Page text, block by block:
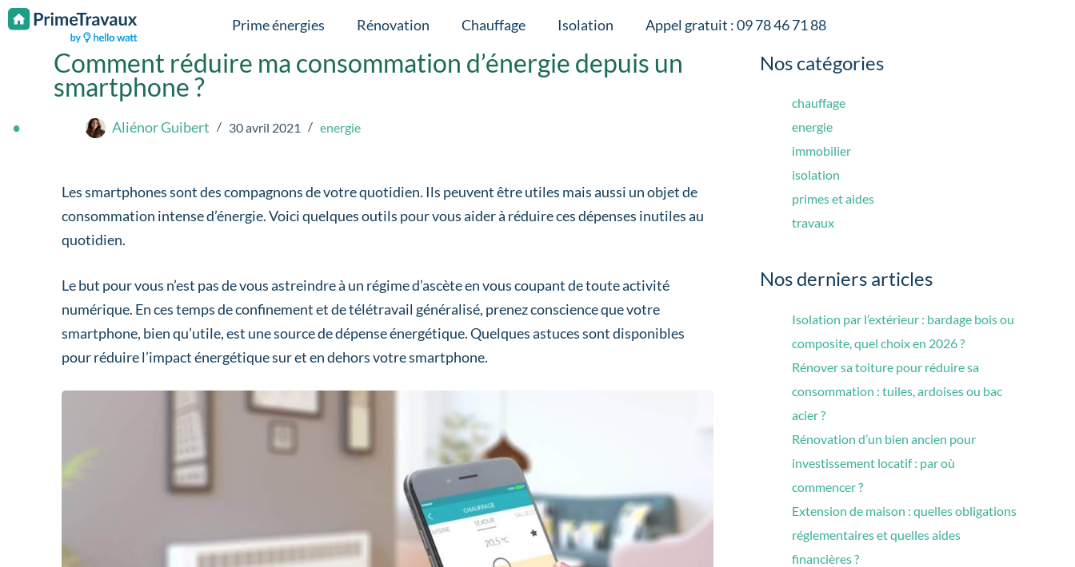
Passer au contenu Prime énergies Rénovation Chauffage Isolation Appel gratuit : 09 78 46 71 88
Comment réduire ma consommation d’énergie depuis un
smartphone ?
Aliénor Guibert 30 avril 2021 energie
Les smartphones sont des compagnons de votre quotidien. Ils peuvent être utiles mais aussi un objet de
consommation intense d’énergie. Voici quelques outils pour vous aider à réduire ces dépenses inutiles au
quotidien.
Le but pour vous n’est pas de vous astreindre à un régime d’ascète en vous coupant de toute activité
numérique. En ces temps de confinement et de télétravail généralisé, prenez conscience que votre
smartphone, bien qu’utile, est une source de dépense énergétique. Quelques astuces sont disponibles
pour réduire l’impact énergétique sur et en dehors votre smartphone.
Nos catégories
chauffage
energie
immobilier
isolation
primes et aides
travaux
Nos derniers articles
Isolation par l’extérieur : bardage bois ou
composite, quel choix en 2026 ?
Rénover sa toiture pour réduire sa
consommation : tuiles, ardoises ou bac
acier ?
Rénovation d’un bien ancien pour
investissement locatif : par où
commencer ?
Extension de maison : quelles obligations
réglementaires et quelles aides
financières ?